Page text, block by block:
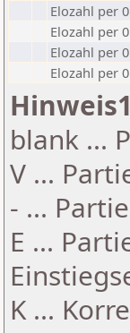
Elozahl per
Elozahl per
Elozahl per
Elozahl per
Hinweis1
blank ...
V ...
- ...
E ...
K ...